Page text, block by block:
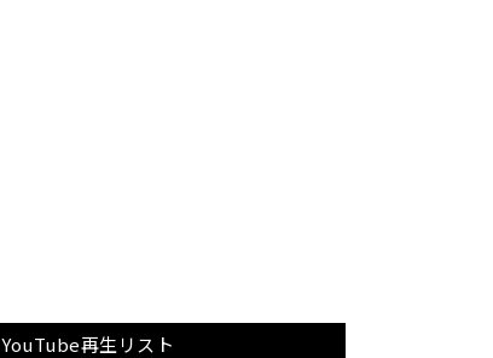
YouTube再生リスト